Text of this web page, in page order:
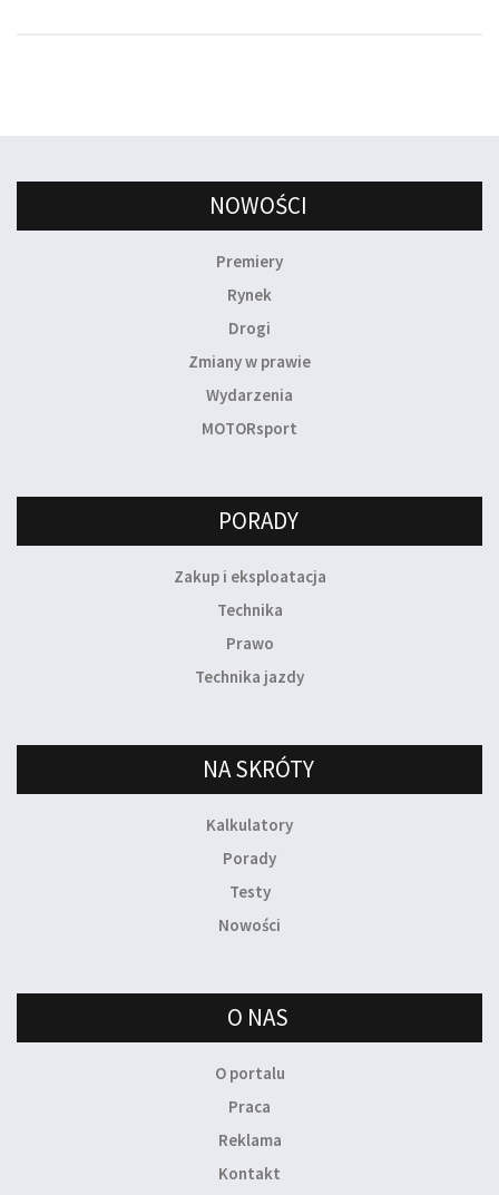
NOWOŚCI
Premiery
Rynek
Drogi
Zmiany w prawie
Wydarzenia
MOTORsport
PORADY
Zakup i eksploatacja
Technika
Prawo
Technika jazdy
NA SKRÓTY
Kalkulatory
Porady
Testy
Nowości
O NAS
O portalu
Praca
Reklama
Kontakt